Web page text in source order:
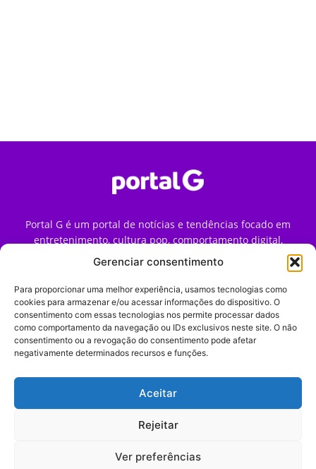
Gerenciar consentimento
Para proporcionar uma melhor experiência, usamos tecnologias como
cookies para armazenar e/ou acessar informações do dispositivo. O
consentimento com essas tecnologias nos permite processar dados
como comportamento da navegação ou IDs exclusivos neste site. O não
consentimento ou a revogação do consentimento pode afetar
negativamente determinados recursos e funções.
Aceitar
Rejeitar
Ver preferências
Portal G é um portal de notícias e tendências focado em
entretenimento, cultura pop, comportamento digital,
streaming, games e iniciativas de marca que impactam a
forma como o público vive e consome internet no Brasil.
Contato:contato@portalg.com.br
Início Sobre
Termos de Uso
Política de Privacidade
Contato